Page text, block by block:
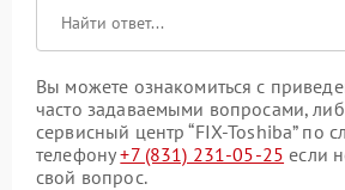
Вы можете ознакомиться с
часто задаваемыми вопросами,
сервисный центр “FIX-Toshiba” по
телефону+7 (831) 231-05-25 если
свой вопрос.